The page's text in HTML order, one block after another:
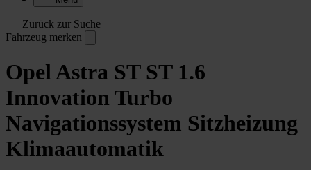
Zurück zur Suche
Fahrzeug merken
Opel Astra ST ST 1.6
Innovation Turbo
Navigationssystem Sitzheizung
Klimaautomatik